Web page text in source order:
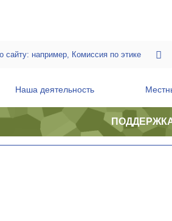
Наша деятельность